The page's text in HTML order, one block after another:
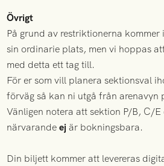
Övrigt
På grund av restriktionerna
sin ordinarie plats, men vi hoppas
med detta ett tag till.
För er som vill planera sektionsval
förväg så kan ni utgå från arenavyn
Vänligen notera att sektion P/B, C/
närvarandeej är bokningsbara.
Din biljett kommer att levereras